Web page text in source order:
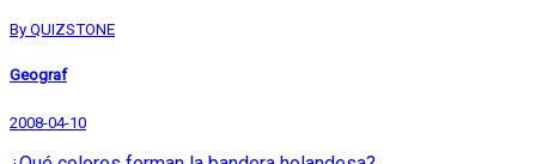
By QUIZSTONE
Geograf
2008-04-10